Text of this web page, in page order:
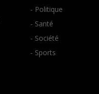
- Politique
- Santé
- Société
- Sports